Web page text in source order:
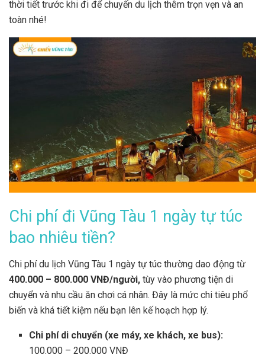
thời tiết trước khi đi để chuyến du lịch thêm trọn vẹn và an
toàn nhé!
Chi phí đi Vũng Tàu 1 ngày tự túc
bao nhiêu tiền?
Chi phí du lịch Vũng Tàu 1 ngày tự túc thường dao động từ
400.000 – 800.000 VNĐ/người, tùy vào phương tiện di
chuyển và nhu cầu ăn chơi cá nhân. Đây là mức chi tiêu phổ
biến và khá tiết kiệm nếu bạn lên kế hoạch hợp lý.
Chi phí di chuyển (xe máy, xe khách, xe bus):
100.000 – 200.000 VNĐ